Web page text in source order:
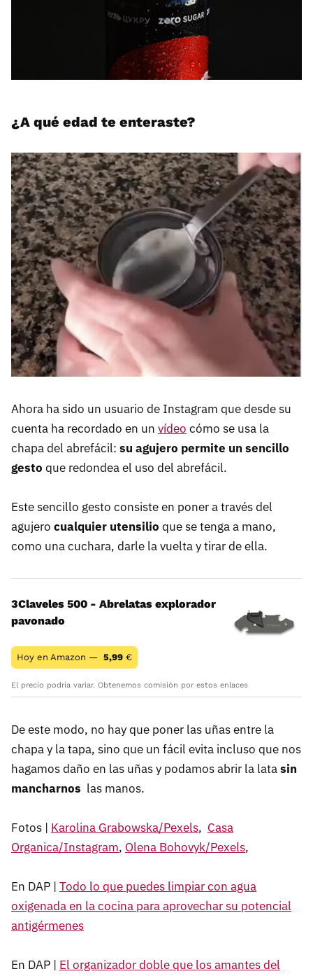
¿A qué edad te enteraste?
Ahora ha sido un usuario de Instagram que desde su
cuenta ha recordado en un vídeo cómo se usa la
chapa del abrefácil: su agujero permite un sencillo
gesto que redondea el uso del abrefácil.
Este sencillo gesto consiste en poner a través del
agujero cualquier utensilio que se tenga a mano,
como una cuchara, darle la vuelta y tirar de ella.
3Claveles 500 - Abrelatas explorador
pavonado
Hoy en Amazon — 5,99 €
El precio podría variar. Obtenemos comisión por estos enlaces
De este modo, no hay que poner las uñas entre la
chapa y la tapa, sino que un fácil evita incluso que nos
hagamos daño en las uñas y podamos abrir la latasin
mancharnos las manos.
Fotos | Karolina Grabowska/Pexels, Casa
Organica/Instagram, Olena Bohovyk/Pexels,
En DAP | Todo lo que puedes limpiar con agua
oxigenada en la cocina para aprovechar su potencial
antigérmenes
En DAP | El organizador doble que los amantes del